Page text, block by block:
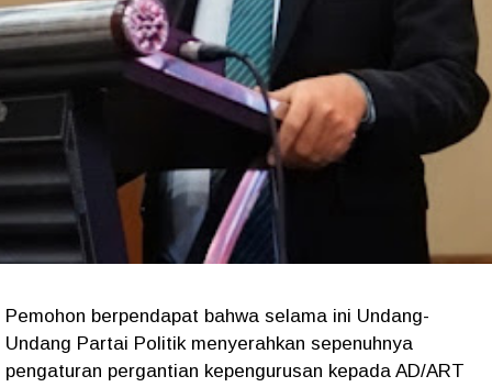
Pemohon berpendapat bahwa selama ini Undang-
Undang Partai Politik menyerahkan sepenuhnya
pengaturan pergantian kepengurusan kepada AD/ART